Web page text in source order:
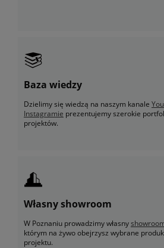
Baza wiedzy
Dzielimy się wiedzą na naszym kanale
Instagramie prezentujemy szerokie
projektów.
Własny showroom
W Poznaniu prowadzimy własny
którym na żywo obejrzysz wybrane
projektu.